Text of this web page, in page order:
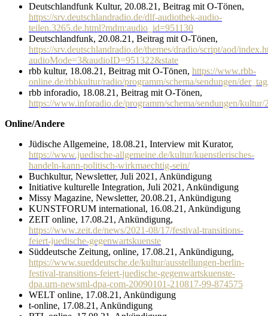
Deutschlandfunk Kultur, 20.08.21, Beitrag mit O-Tönen,
https://srv.deutschlandradio.de/dlf-audiothek-audio-
teilen.3265.de.html?mdm:audio_id=951130
Deutschlandfunk, 20.08.21, Beitrag mit O-Tönen,
https://srv.deutschlandradio.de/themes/dradio/script/aod/
audioMode=3&audioID=951322&state
rbb kultur, 18.08.21, Beitrag mit O-Tönen, https://www.rbb-
online.de/rbbkultur/radio/programm/schema/sendungen/
rbb inforadio, 18.08.21, Beitrag mit O-Tönen,
https://www.inforadio.de/programm/schema/sendungen/
Online/Andere
Jüdische Allgemeine, 18.08.21, Interview mit Kurator,
https://www.juedische-allgemeine.de/kultur/kuenstlerisches-
handeln-kann-politisch-wirkmaechtig-sein/
Buchkultur, Newsletter, Juli 2021, Ankündigung
Initiative kulturelle Integration, Juli 2021, Ankündigung
Missy Magazine, Newsletter, 20.08.21, Ankündigung
KUNSTFORUM international, 16.08.21, Ankündigung
ZEIT online, 17.08.21, Ankündigung,
https://www.zeit.de/news/2021-08/17/festival-transitions-
feiert-juedische-gegenwartskuenste
Süddeutsche Zeitung, online, 17.08.21, Ankündigung,
https://www.sueddeutsche.de/kultur/ausstellungen-berlin-
festival-transitions-feiert-juedische-gegenwartskuenste-
dpa.urn-newsml-dpa-com-20090101-210817-99-874575
WELT online, 17.08.21, Ankündigung
t-online, 17.08.21, Ankündigung